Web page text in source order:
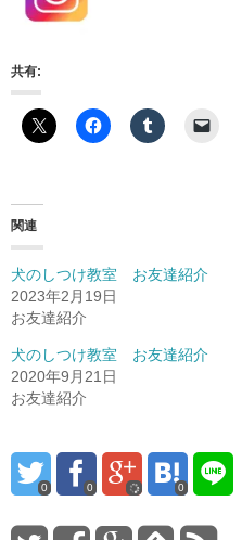
共有:
関連
犬のしつけ教室 お友達紹介
2023年2月19日
お友達紹介
犬のしつけ教室 お友達紹介
2020年9月21日
お友達紹介
0 0 0